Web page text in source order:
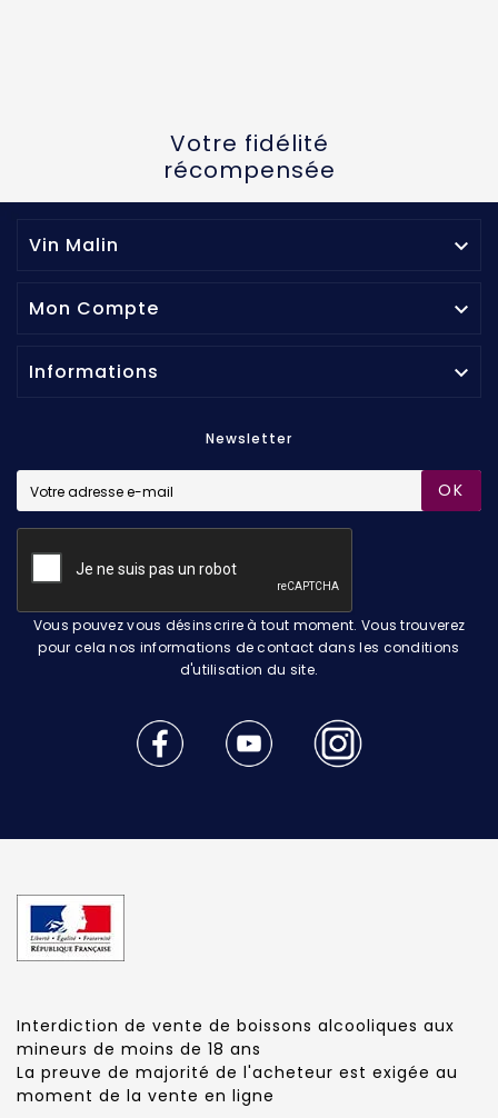
Votre fidélité
récompensée
Vin Malin 
Mon Compte 
Informations 
Newsletter
OK
Vous pouvez vous désinscrire à tout moment. Vous trouverez
pour cela nos informations de contact dans les conditions
d'utilisation du site.
Interdiction de vente de boissons alcooliques aux
mineurs de moins de 18 ans
La preuve de majorité de l'acheteur est exigée au
moment de la vente en ligne